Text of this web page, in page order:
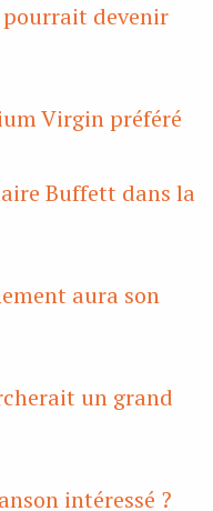
pourrait devenir
Virgin préféré
Buffett dans la
aura son
un grand
intéressé ?